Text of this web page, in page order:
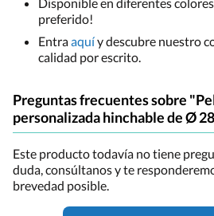
preferido!
Entraaquíy descubre nuestro
calidad por escrito.
Preguntas frecuentes sobre
personalizada hinchable de Ø
Este producto todavía no tiene
duda, consúltanos y te
brevedad posible.